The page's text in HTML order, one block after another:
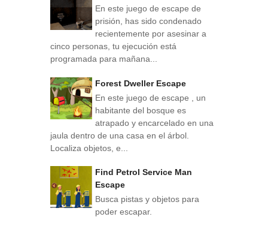
En este juego de escape de
prisión, has sido condenado
recientemente por asesinar a
cinco personas, tu ejecución está
programada para mañana...
Forest Dweller Escape
En este juego de escape , un
habitante del bosque es
atrapado y encarcelado en una
jaula dentro de una casa en el árbol.
Localiza objetos, e...
Find Petrol Service Man
Escape
Busca pistas y objetos para
poder escapar.